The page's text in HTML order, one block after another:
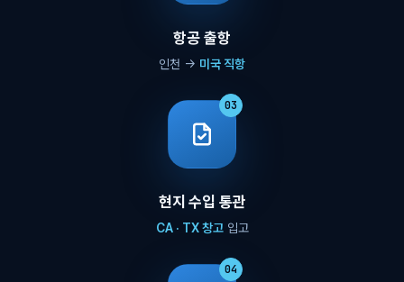
항공 출항
인천 → 미국 직항
03
현지 수입 통관
CA · TX 창고입고
04